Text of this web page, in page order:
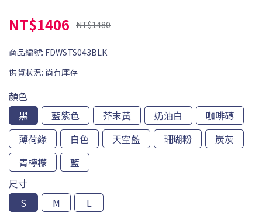
NT$1406 NT$1480
商品編號: FDWSTS043BLK
供貨狀況: 尚有庫存
顏色
黑
藍紫色 芥末黃 奶油白
咖啡磚
薄荷綠
白色 天空藍 珊瑚粉
炭灰
青檸檬
藍
尺寸
S
M L